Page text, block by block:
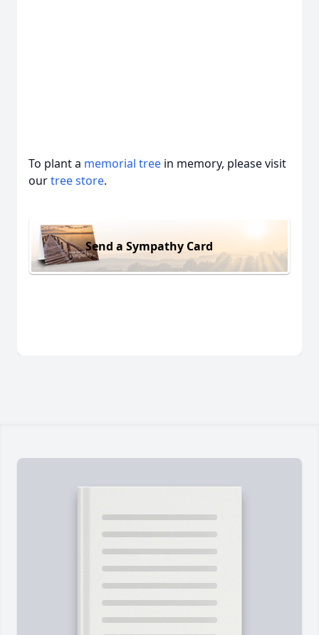
To plant a memorial tree in memory, please visit
ourtree store.
Send a Sympathy Card